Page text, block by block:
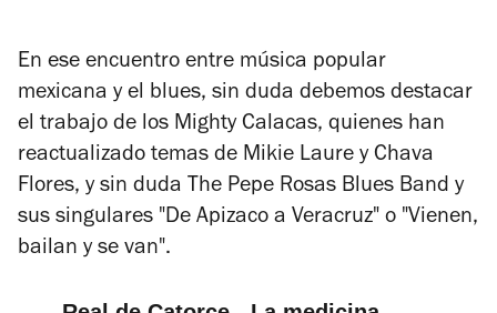
En ese encuentro entre música popular
mexicana y el blues, sin duda debemos destacar
el trabajo de los Mighty Calacas, quienes han
reactualizado temas de Mikie Laure y Chava
Flores, y sin duda The Pepe Rosas Blues Band y
sus singulares "De Apizaco a Veracruz" o "Vienen,
bailan y se van".